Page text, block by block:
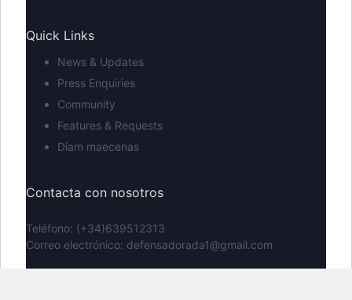
Quick Links
News & Updates
Press Enquiries
Community
Features & Requests
Diam maecenas
Contacta con nosotros
Teléfono: (+34)639512313
Correo electrónico: defensadorada1@gmail.com